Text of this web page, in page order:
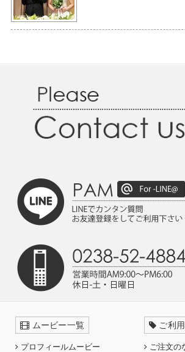
ムービー一覧
プロフィールムービー
ご利
ご注文の